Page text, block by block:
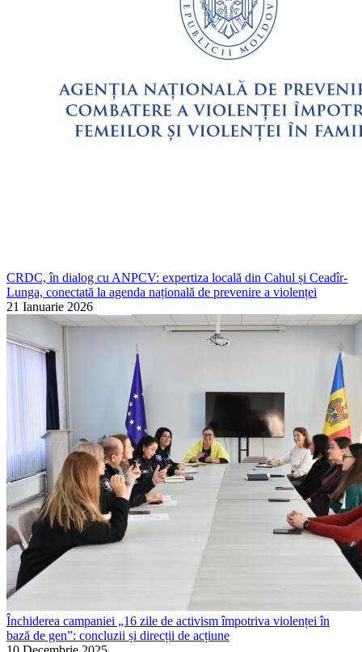
CRDC, în dialog cu ANPCV: expertiza locală din Cahul și Ceadîr-
Lunga, conectată la agenda națională de prevenire a violenței
21 Ianuarie 2026
Închiderea campaniei „16 zile de activism împotriva violenței în
bază de gen”: concluzii și direcții de acțiune